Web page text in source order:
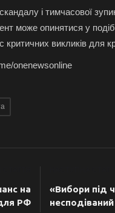
і тимчасової
може опинятися у
критичних викликів для
onenewsonline
на
РФ
«Вибори під